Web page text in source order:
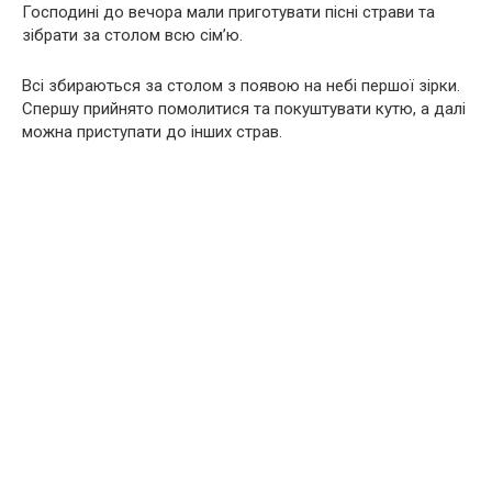
Господині до вечора мали приготувати пісні страви та
зібрати за столом всю сім’ю.
Всі збираються за столом з появою на небі першої зірки.
Спершу прийнято помолитися та покуштувати кутю, а далі
можна приступати до інших страв.